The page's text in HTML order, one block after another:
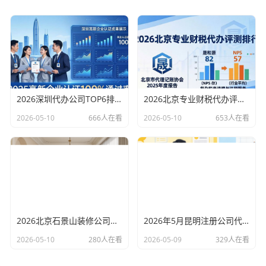
2026深圳代办公司TOP6排行：哪家注册财税口碑最好？
2026-05-10 666人在看
2026北京专业财税代办评测排行，十大机构推荐
2026-05-10 653人在看
2026北京石景山装修公司口碑排行：老房改造二手房翻新优选评测
2026-05-10 280人在看
2026年5月昆明注册公司代办机构口碑排行，十大财税代理记账机构优选指南
2026-05-09 329人在看